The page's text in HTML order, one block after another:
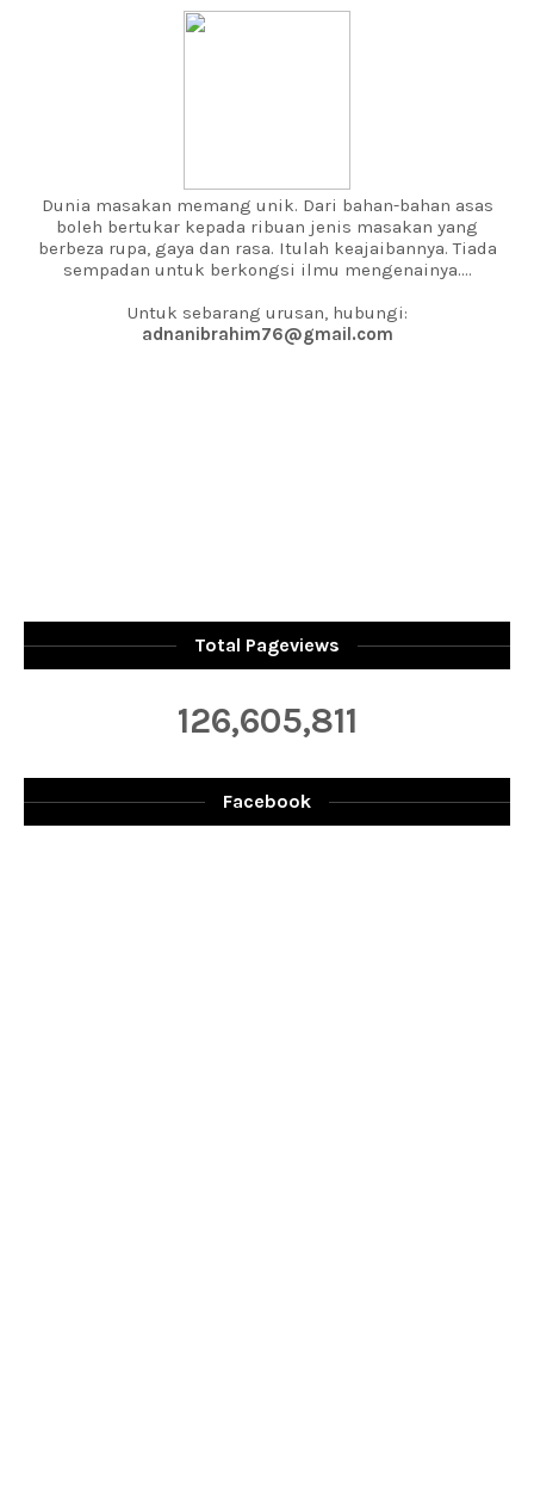
Dunia masakan memang unik. Dari bahan-bahan asas
boleh bertukar kepada ribuan jenis masakan yang
berbeza rupa, gaya dan rasa. Itulah keajaibannya. Tiada
sempadan untuk berkongsi ilmu mengenainya....
Untuk sebarang urusan, hubungi:
adnanibrahim76@gmail.com
Total Pageviews
126,605,811
Facebook